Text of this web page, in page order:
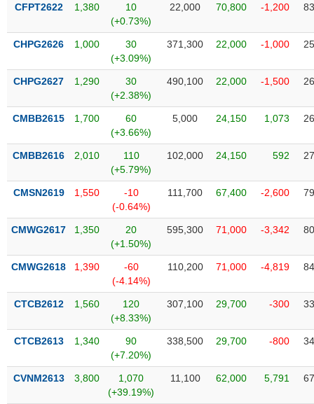
CFPT2622 1,380
10
(+0.73%)
22,000 70,800 -1,200
CHPG2626 1,000
30
(+3.09%)
371,300 22,000 -1,000
CHPG2627 1,290
30
(+2.38%)
490,100 22,000 -1,500
CMBB2615 1,700
60
(+3.66%)
5,000 24,150 1,073
CMBB2616 2,010
110
(+5.79%)
102,000 24,150 592
CMSN2619 1,550
-10
(-0.64%)
111,700 67,400 -2,600
CMWG2617 1,350
20
(+1.50%)
595,300 71,000 -3,342
CMWG2618 1,390
-60
(-4.14%)
110,200 71,000 -4,819
CTCB2612 1,560
120
(+8.33%)
307,100 29,700 -300
CTCB2613 1,340
90
(+7.20%)
338,500 29,700 -800
CVNM2613 3,800
1,070
(+39.19%)
11,100 62,000 5,791
YẾU
TIÊU
THIẾT
YẾU
CHĂM
SỨC
TÀI